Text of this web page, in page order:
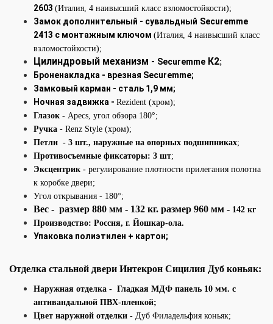
2603 (Италия, 4 наивысший класс взломостойкости);
Замок дополнительный - сувальдный Securemme
2413 с монтажным ключом (Италия, 4 наивысший класс
взломостойкости);
Цилиндровый механизм - Securemme К2;
Броненакладка - врезная Securemme;
Замковый карман - сталь 1,9 мм;
Ночная задвижка - Rezident (хром);
Глазок - Apecs, угол обзора 180°;
Ручка - Renz Style (хром);
Петли - 3 шт., наружные на опорных подшипниках;
Противосъемные фиксаторы: 3 шт;
Эксцентрик - регулирование плотности прилегания полотна
к коробке двери;
Угол открывания - 180°;
Вес - размер 880 мм - 132 кг. размер 960 мм - 142 кг
Производство: Россия, г. Йошкар-ола.
Упаковка полиэтилен + картон;
Отделка стальной двери Интекрон Сицилия Дуб коньяк:
Наружная отделка - Гладкая МДФ панель 10 мм. с
антивандальной ПВХ-пленкой;
Цвет наружной отделки - Дуб Филадельфия коньяк;